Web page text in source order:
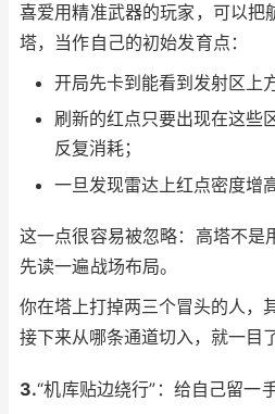
喜爱用精准武器的玩家，可以把
塔，当作自己的初始发育点：
开局先卡到能看到发射区上
刷新的红点只要出现在这些
反复消耗；
一旦发现雷达上红点密度增
这一点很容易被忽略：高塔不是
先读一遍战场布局。
你在塔上打掉两三个冒头的人
接下来从哪条通道切入，就一目了
3.“机库贴边绕行”：给自己留一